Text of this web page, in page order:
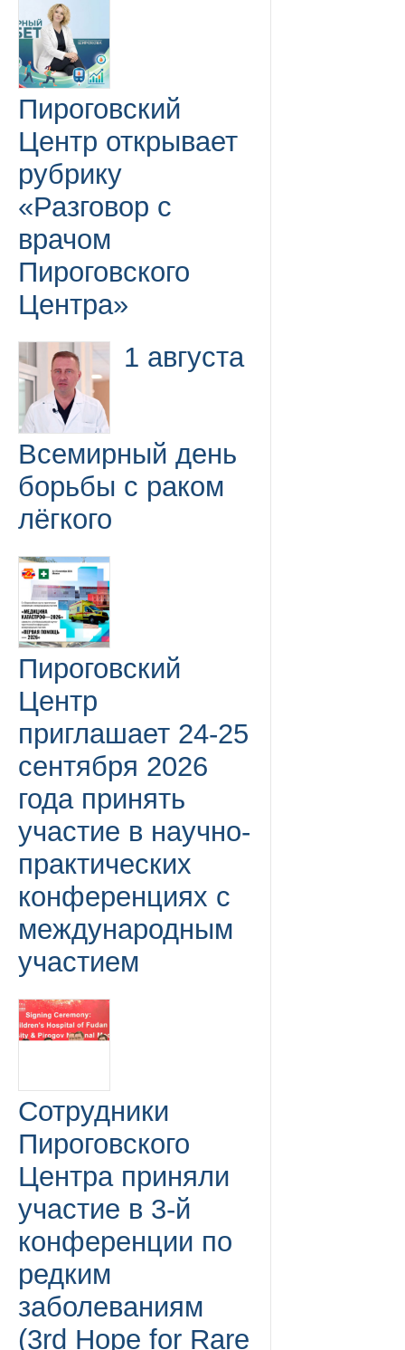
Пироговский
Центр открывает
рубрику
«Разговор с
врачом
Пироговского
Центра»
1 августа
Всемирный день
борьбы с раком
лёгкого
Пироговский
Центр
приглашает 24-25
сентября 2026
года принять
участие в научно-
практических
конференциях с
международным
участием
Сотрудники
Пироговского
Центра приняли
участие в 3-й
конференции по
редким
заболеваниям
(3rd Hope for Rare